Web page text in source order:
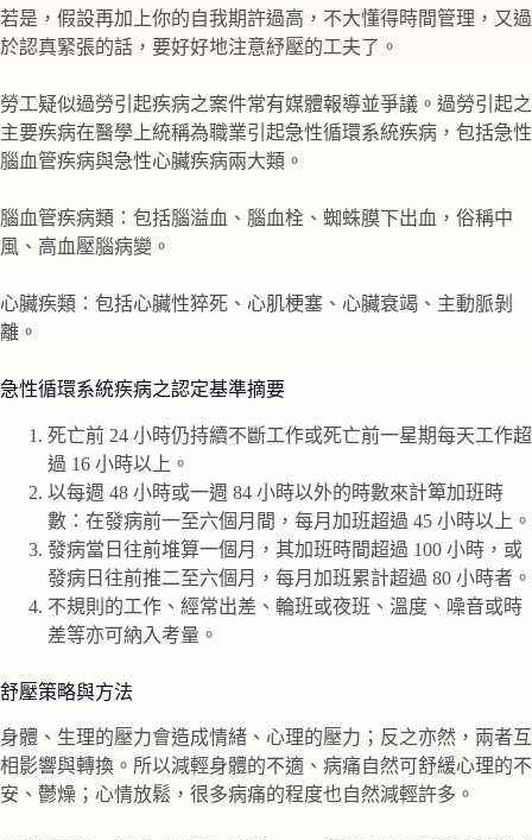
若是，假設再加上你的自我期許過高，不大懂得時間管理，又過
於認真緊張的話，要好好地注意紓壓的工夫了。
勞工疑似過勞引起疾病之案件常有媒體報導並爭議。過勞引起之
主要疾病在醫學上統稱為職業引起急性循環系統疾病，包括急性
腦血管疾病與急性心臟疾病兩大類。
腦血管疾病類：包括腦溢血、腦血栓、蜘蛛膜下出血，俗稱中
風、高血壓腦病變。
心臟疾類：包括心臟性猝死、心肌梗塞、心臟衰竭、主動脈剝
離。
急性循環系統疾病之認定基準摘要
死亡前 24 小時仍持續不斷工作或死亡前一星期每天工作超
過 16 小時以上。
以每週 48 小時或一週 84 小時以外的時數來計箄加班時
數：在發病前一至六個月間，每月加班超過 45 小時以上。
發病當日往前堆算一個月，其加班時間超過 100 小時，或
發病日往前推二至六個月，每月加班累計超過 80 小時者。
不規則的工作、經常出差、輪班或夜班、溫度、噪音或時
差等亦可納入考量。
舒壓策略與方法
身體、生理的壓力會造成情緒、心理的壓力；反之亦然，兩者互
相影響與轉換。所以減輕身體的不適、病痛自然可舒緩心理的不
安、鬱燥；心情放鬆，很多病痛的程度也自然減輕許多。